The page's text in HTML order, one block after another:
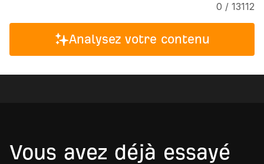
0 / 13112
Analysez votre contenu
Vous avez déjà essayé